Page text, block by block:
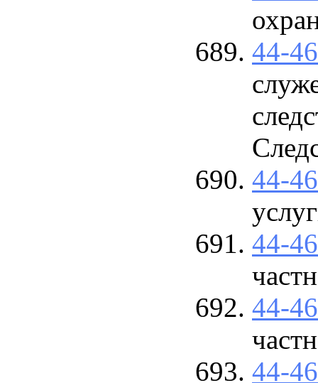
44-
44-
44-
44-
44-